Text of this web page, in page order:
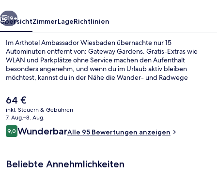
Weiter
19+
ÜbersichtZimmerLageRichtlinien
Im Arthotel Ambassador Wiesbaden übernachte nur 15
Autominuten entfernt von: Gateway Gardens. Gratis-Extras wie
WLAN und Parkplätze ohne Service machen den Aufenthalt
besonders angenehm, und wenn du im Urlaub aktiv bleiben
möchtest, kannst du in der Nähe die Wander- und Radwege
Angebot.
Der
aktuelle
Preis
beträgt
64 €.
64 €
inkl. Steuern & Gebühren
7. Aug.–8. Aug.
Bewertungen
9,09,0 von 10.
WunderbarAlle 95 Bewertungen anzeigen
Beliebte Annehmlichkeiten